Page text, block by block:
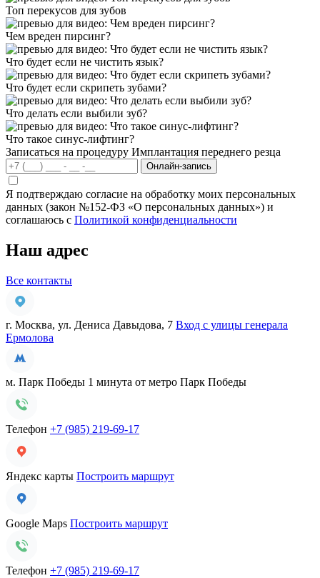
Топ перекусов для зубов
Чем вреден пирсинг?
Что будет если не чистить язык?
Что будет если скрипеть зубами?
Что делать если выбили зуб?
Что такое синус-лифтинг?
Записаться на процедуру Имплантация переднего резца
Онлайн-запись
Я подтверждаю согласие на обработку моих персональных
данных (закон №152-ФЗ «О персональных данных») и
соглашаюсь с Политикой конфиденциальности
Наш адрес
Все контакты
г. Москва, ул. Дениса Давыдова, 7 Вход с улицы генерала
Ермолова
м. Парк Победы 1 минута от метро Парк Победы
Телефон +7 (985) 219-69-17
Яндекс карты Построить маршрут
Google Maps Построить маршрут
Телефон +7 (985) 219-69-17